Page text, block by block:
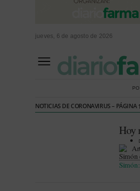
jueves, 6 de agosto de 2026
NOTICIAS DE CORONAVIRUS – PÁGINA1
Hoy
Simón